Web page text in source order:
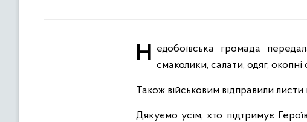
Недобоївська громада передала захисникам на передову гуманітарний вантаж. Йдеться, зокрема, про смаколики, салати, одяг, окопні
Також військовим відправили листи
Дякуємо усім, хто підтримує